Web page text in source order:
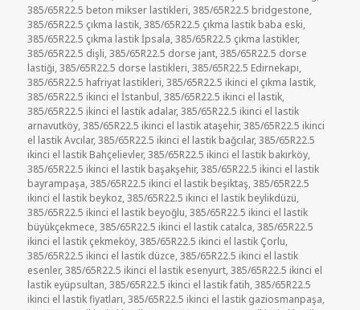
385/65R22.5 beton mikser lastikleri,385/65R22.5 bridgestone,
385/65R22.5 çıkma lastik,385/65R22.5 çıkma lastik baba eski,
385/65R22.5 çıkma lastik İpsala,385/65R22.5 çıkma lastikler,
385/65R22.5 dişli,385/65R22.5 dorse jant,385/65R22.5 dorse
lastiği,385/65R22.5 dorse lastikleri,385/65R22.5 Edirnekapı,
385/65R22.5 hafriyat lastikleri,385/65R22.5 ikinci el çıkma lastik,
385/65R22.5 ikinci el İstanbul,385/65R22.5 ikinci el lastik,
385/65R22.5 ikinci el lastik adalar,385/65R22.5 ikinci el lastik
arnavutköy,385/65R22.5 ikinci el lastik ataşehir,385/65R22.5 ikinci
el lastik Avcılar,385/65R22.5 ikinci el lastik bağcılar,385/65R22.5
ikinci el lastik Bahçelievler,385/65R22.5 ikinci el lastik bakırköy,
385/65R22.5 ikinci el lastik başakşehir,385/65R22.5 ikinci el lastik
bayrampaşa,385/65R22.5 ikinci el lastik beşiktaş,385/65R22.5
ikinci el lastik beykoz,385/65R22.5 ikinci el lastik beylikdüzü,
385/65R22.5 ikinci el lastik beyoğlu,385/65R22.5 ikinci el lastik
büyükçekmece,385/65R22.5 ikinci el lastik catalca,385/65R22.5
ikinci el lastik çekmeköy,385/65R22.5 ikinci el lastik Çorlu,
385/65R22.5 ikinci el lastik düzce,385/65R22.5 ikinci el lastik
esenler,385/65R22.5 ikinci el lastik esenyurt,385/65R22.5 ikinci el
lastik eyüpsultan,385/65R22.5 ikinci el lastik fatih,385/65R22.5
ikinci el lastik fiyatları,385/65R22.5 ikinci el lastik gaziosmanpaşa,